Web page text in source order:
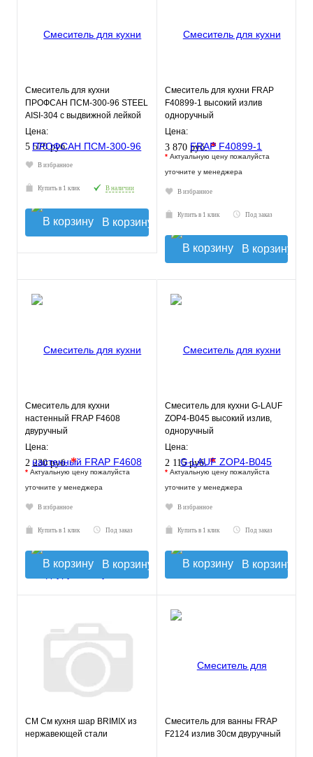
Смеситель для кухни
ПРОФСАН ПСМ-300-96 STEEL
AISI-304 c выдвижной лейкой
тип См-МОЦБИВА, ПСМ
Цена:
5 570 руб.
В избранное
Купить в 1 клик В наличии
В корзину
Смеситель для кухни FRAP
F40899-1 высокий излив
одноручный
Цена:
3 870 руб.*
* Актуальную цену пожалуйста
уточните у менеджера
В избранное
Купить в 1 клик Под заказ
В корзину
Смеситель для кухни
настенный FRAP F4608
двуручный
Цена:
2 230 руб.*
* Актуальную цену пожалуйста
уточните у менеджера
В избранное
Купить в 1 клик Под заказ
В корзину
Смеситель для кухни G-LAUF
ZOP4-B045 высокий излив,
одноручный
Цена:
2 115 руб.*
* Актуальную цену пожалуйста
уточните у менеджера
В избранное
Купить в 1 клик Под заказ
В корзину
СМ См кухня шар BRIMIX из
нержавеющей стали
Смеситель для ванны FRAP
F2124 излив 30см двуручный